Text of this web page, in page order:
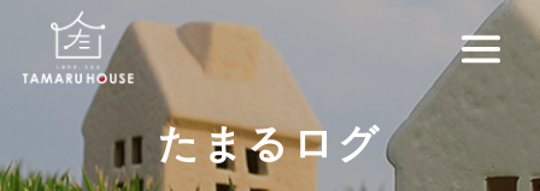
たまるログ